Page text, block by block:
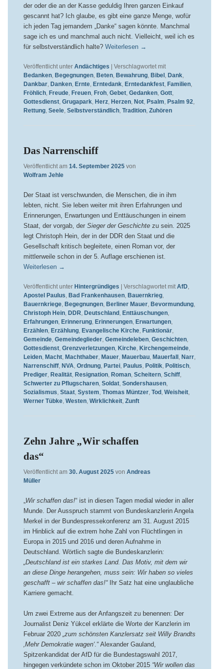
der oder die an der Kasse geduldig Ihren ganzen Einkauf
gescannt hat? Ich glaube, es gibt eine ganze Menge, wofür
ich jeden Tag jemandem „Danke“ sagen könnte. Manchmal
sage ich es und manchmal auch nicht. Vielleicht, weil ich es
für selbstverständlich halte? Weiterlesen →
Veröffentlicht unter Andächtiges
Verschlagwortet mit
Bedanken, Begegnungen, Beten, Bewahrung, Bibel , Dank,
Dankbar, Danken, Ernte, Erntedank, Erntedankfest, Familien,
Fröhlich, Freude, Freuen, Froh, Gebet, Gedanken, Gott,
Gottesdienst, Grugapark, Herz, Herzen, Not, Psalm, Psalm 92,
Rettung, Seele, Selbstverständlich, Tradition, Zuhören
Das Narrenschiff
Veröffentlicht am 14. September 2025 von
Wolfram Jehle
Der Staat ist verschwunden, die Menschen, die in ihm
lebten, nicht. Sie leben weiter mit ihren Erfahrungen und
Erinnerungen, Erwartungen und Enttäuschungen in einem
Staat, der vorgab, der Sieger der Geschichtezu sein. 2025
legt Christoph Hein, der in der DDR den Staat und die
Gesellschaft kritisch begleitete, einen Roman vor, der
mittlerweile schon in der 5. Auflage erschienen ist.
Weiterlesen →
Veröffentlicht unter Hintergründiges Verschlagwortet mit AfD,
Apostel Paulus, Bad Frankenhausen, Bauernkrieg,
Bauernkriege, Begegnungen, Berliner Mauer, Bevormundung,
Christoph Hein, DDR, Deutschland , Enttäuschungen,
Erfahrungen, Erinnerung, Erinnerungen, Erwartungen,
Erzählen, Erzählung, Evangelische Kirche, Funktionär,
Gemeinde, Gemeindeglieder, Gemeindeleben, Geschichten,
Gottesdienst, Grenzverletzungen, Kirche, Kirchengemeinde,
Leiden, Macht, Machthaber, Mauer, Mauerbau, Mauerfall , Narr,
Narrenschiff, NVA, Ordnung, Partei, Paulus, Politik, Politisch,
Prediger, Realität, Resignation, Roman, Scheitern, Schiff,
Schwerter zu Pflugscharen, Soldat, Sondershausen,
Sozialismus, Staat, System, Thomas Müntzer, Tod , Weisheit,
Werner Tübke, Westen, Wirklichkeit, Zunft
Zehn Jahre „Wir schaffen
das“
Veröffentlicht am 30. August 2025 von Andreas
Müller
Wir schaffen das!“ ist in diesen Tagen medial wieder in aller
Munde. Der Ausspruch stammt von Bundeskanzlerin Angela
Merkel in der Bundespressekonferenz am 31. August 2015
im Hinblick auf die extrem hohe Zahl von Flüchtlingen in
Europa in 2015 und 2016 und deren Aufnahme in
Deutschland. Wörtlich sagte die Bundeskanzlerin:
„Deutschland ist ein starkes Land. Das Motiv, mit dem wir
an diese Dinge herangehen, muss sein: Wir haben so vieles
geschafft – wir schaffen das!“Ihr Satz hat eine unglaubliche
Karriere gemacht.
Um zwei Extreme aus der Anfangszeit zu benennen: Der
Journalist Deniz Yükcel erklärte die Worte der Kanzlerin im
Februar 2020 „zum schönsten Kanzlersatz seit Willy Brandts
‚Mehr Demokratie wagen‘. “ Alexander Gauland,
Spitzenkandidat der AfD für die Bundestagswahl 2017,
hingegen verkündete schon im Oktober 2015 “Wir wollen das